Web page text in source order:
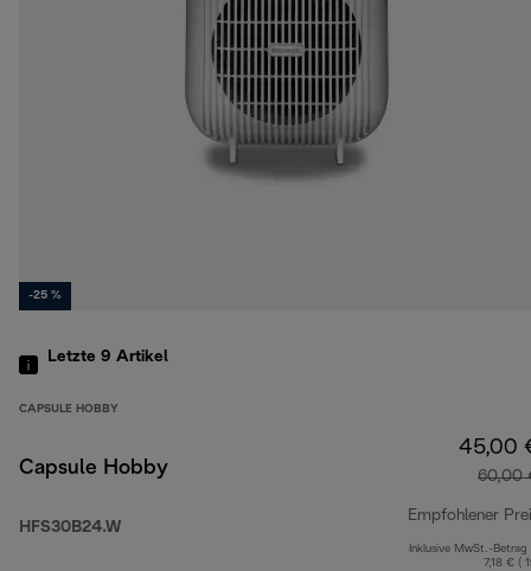
-25 %
Letzte 9 Artikel
CAPSULE HOBBY
Capsule Hobby
HFS30B24.W
45,00
60,00
Empfohlener
Inklusive MwSt.-Betrag
7,18 € (